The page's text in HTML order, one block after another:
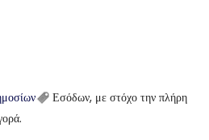
Εσόδων, με στόχο την πλήρη